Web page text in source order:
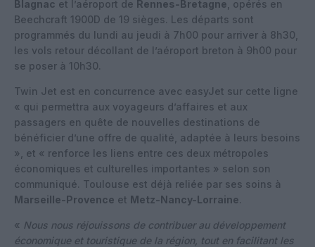
Blagnac et l’aéroport de Rennes-Bretagne , opérés en
Beechcraft 1900D de 19 sièges. Les départs sont
programmés du lundi au jeudi à 7h00 pour arriver à 8h30,
les vols retour décollant de l’aéroport breton à 9h00 pour
se poser à 10h30.
Twin Jet est en concurrence avec easyJet sur cette ligne
« qui permettra aux voyageurs d’affaires et aux
passagers en quête de nouvelles destinations de
bénéficier d’une offre de qualité, adaptée à leurs besoins
», et « renforce les liens entre ces deux métropoles
économiques et culturelles importantes » selon son
communiqué. Toulouse est déjà reliée par ses soins à
Marseille-Provence et Metz-Nancy-Lorraine.
« Nous nous réjouissons de contribuer au développement
économique et touristique de la région, tout en facilitant les